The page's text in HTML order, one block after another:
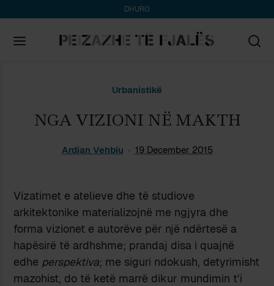
DHURO
Urbanistikë
NGA VIZIONI NË MAKTH
Ardian Vehbiu 19 December 2015
Vizatimet e atelieve dhe të studiove
arkitektonike materializojnë me ngjyra dhe
forma vizionet e autorëve për një ndërtesë a
hapësirë të ardhshme; prandaj disa i quajnë
edhe perspektiva; me siguri ndokush, detyrimisht
mazohist, do të ketë marrë dikur mundimin t’i